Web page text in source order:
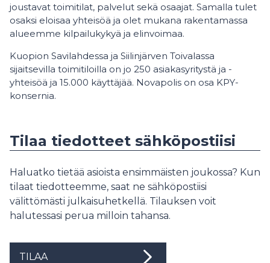
joustavat toimitilat, palvelut sekä osaajat. Samalla tulet
osaksi eloisaa yhteisöä ja olet mukana rakentamassa
alueemme kilpailukykyä ja elinvoimaa.
Kuopion Savilahdessa ja Siilinjärven Toivalassa
sijaitsevilla toimitiloilla on jo 250 asiakasyritystä ja -
yhteisöä ja 15.000 käyttäjää. Novapolis on osa KPY-
konsernia.
Tilaa tiedotteet sähköpostiisi
Haluatko tietää asioista ensimmäisten joukossa? Kun
tilaat tiedotteemme, saat ne sähköpostiisi
välittömästi julkaisuhetkellä. Tilauksen voit
halutessasi perua milloin tahansa.
TILAA